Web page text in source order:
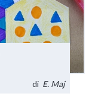
di E. Maj